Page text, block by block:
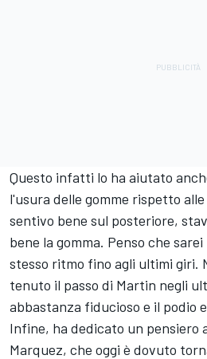
Questo infatti lo ha aiutato
l'usura delle gomme rispetto
sentivo bene sul posteriore,
bene la gomma. Penso che
stesso ritmo fino agli ultimi giri.
tenuto il passo di Martin negli
abbastanza fiducioso e il podio
Infine, ha dedicato un pensiero
Marquez, che oggi è dovuto